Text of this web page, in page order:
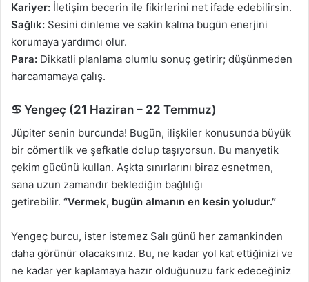
Kariyer: İletişim becerin ile fikirlerini net ifade edebilirsin.
Sağlık: Sesini dinleme ve sakin kalma bugün enerjini
korumaya yardımcı olur.
Para: Dikkatli planlama olumlu sonuç getirir; düşünmeden
harcamamaya çalış.
♋ Yengeç (21 Haziran – 22 Temmuz)
Jüpiter senin burcunda! Bugün, ilişkiler konusunda büyük
bir cömertlik ve şefkatle dolup taşıyorsun. Bu manyetik
çekim gücünü kullan. Aşkta sınırlarını biraz esnetmen,
sana uzun zamandır beklediğin bağlılığı
getirebilir. “Vermek, bugün almanın en kesin yoludur.”
Yengeç burcu, ister istemez Salı günü her zamankinden
daha görünür olacaksınız. Bu, ne kadar yol kat ettiğinizi ve
ne kadar yer kaplamaya hazır olduğunuzu fark edeceğiniz